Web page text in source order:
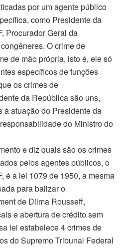
por um agente público
como Presidente da
Procurador Geral da
O crime de
de mão própria, isto é, ele só
específicos de funções
os crimes de
da República são uns,
atuação do Presidente da
do Ministro do
e diz quais são os crimes
pelos agentes públicos, o
é a lei 1079 de 1950, a mesma
para balizar o
de Dilma Rousseff,
e abertura de crédito sem
lei estabelece 4 crimes de
do Supremo Tribunal Federal